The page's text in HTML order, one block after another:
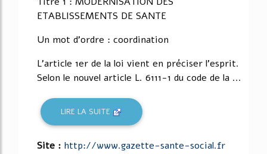
ETABLISSEMENTS DE SANTE
Un mot d'ordre : coordination
L'article 1er de la loi vient en préciser l'esprit.
Selon le nouvel article L. 6111-1 du code de la ...
LIRE LA SUITE
Site : http://www.gazette-sante-social.fr